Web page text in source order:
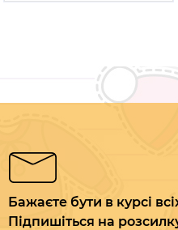
Бажаєте бути в курсі
Підпишіться на